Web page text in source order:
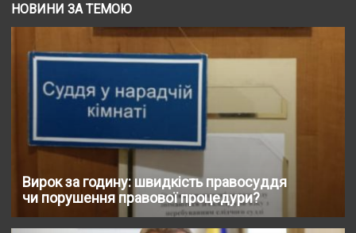
НОВИНИ ЗА ТЕМОЮ
Вирок за годину: швидкість правосуддя
чи порушення правової процедури?